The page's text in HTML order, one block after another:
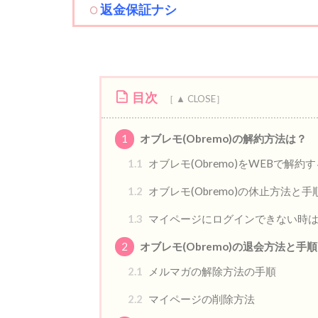
返金保証ナシ
目次
1
オブレモ(Obremo)の解約方法は？
1.1
オブレモ(Obremo)をWEBで解約
1.2 オブレモ(Obremo)の休止方法と手
1.3 マイページにログインできない時
2
オブレモ(Obremo)の退会方法と手順
2.1
メルマガの解除方法の手順
2.2 マイページの削除方法